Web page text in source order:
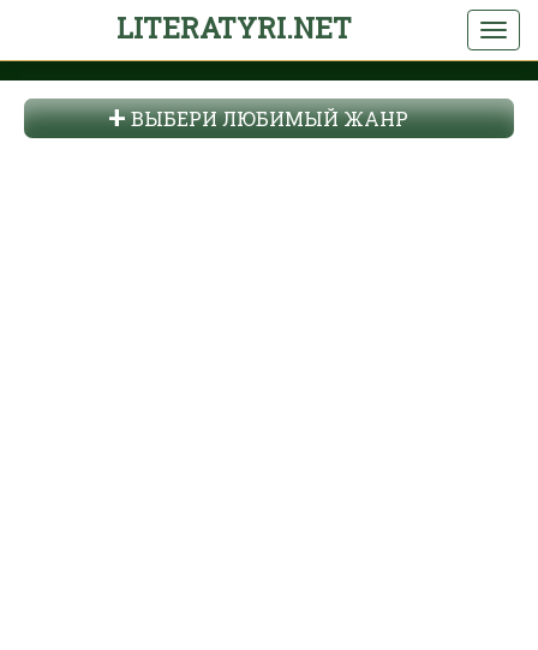
LITERATYRI.NET
ВЫБЕРИ ЛЮБИМЫЙ ЖАНР